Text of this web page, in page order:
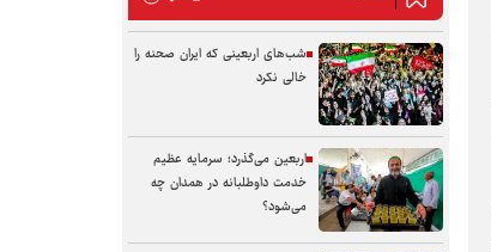
شب‌های اربعینی که ایران صحنه را
خالی نکرد
اربعین می‌گذرد؛ سرمایه عظیم
خدمت داوطلبانه در همدان چه
می‌شود؟